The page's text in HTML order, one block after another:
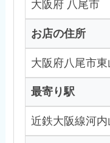
大阪府 八尾市
お店の住所
大阪府八尾市
最寄り駅
近鉄大阪線河内